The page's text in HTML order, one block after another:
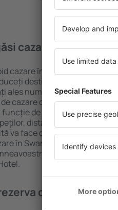
cazare în
cazare în Swanage folosind
destinația și datele de
ales numărul de persoane,
cazare disponibile în
de tipul proprietăţii,
distanța față de centru
va face căutarea mult mai
în Swanage în doar
puteți rezerva
cazare în